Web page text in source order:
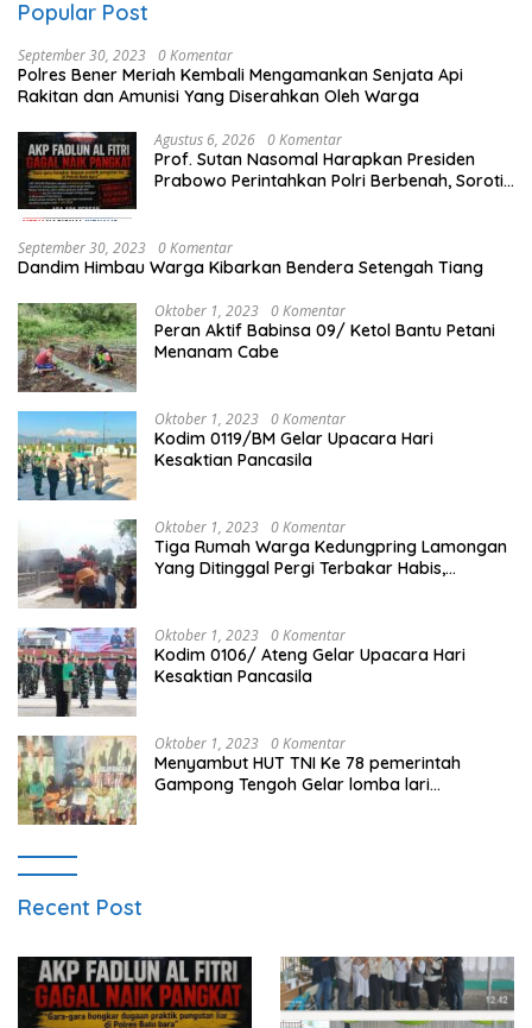
Popular Post
September 30, 2023 0 Komentar
Polres Bener Meriah Kembali Mengamankan Senjata Api
Rakitan dan Amunisi Yang Diserahkan Oleh Warga
Agustus 6, 2026 0 Komentar
Prof. Sutan Nasomal Harapkan Presiden
Prabowo Perintahkan Polri Berbenah, Soroti
September 30, 2023 0 Komentar
Dandim Himbau Warga Kibarkan Bendera Setengah Tiang
Oktober 1, 2023 0 Komentar
Peran Aktif Babinsa 09/ Ketol Bantu Petani
Menanam Cabe
Oktober 1, 2023 0 Komentar
Kodim 0119/BM Gelar Upacara Hari
Kesaktian Pancasila
Oktober 1, 2023 0 Komentar
Tiga Rumah Warga Kedungpring Lamongan
Yang Ditinggal Pergi Terbakar Habis,
Oktober 1, 2023 0 Komentar
Kodim 0106/ Ateng Gelar Upacara Hari
Kesaktian Pancasila
Oktober 1, 2023 0 Komentar
Menyambut HUT TNI Ke 78 pemerintah
Gampong Tengoh Gelar lomba lari
Recent Post